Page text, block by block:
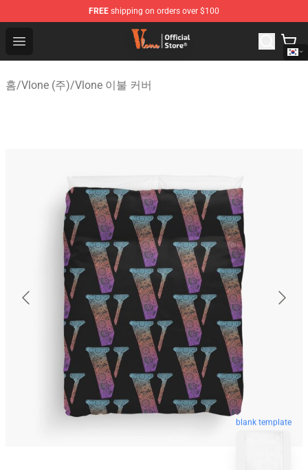
FREE shipping on orders over $100
Open menu
Vlone Shop - Official Vlone Merchandise Store
홈/Vlone (주)/Vlone 이불 커버
blank template